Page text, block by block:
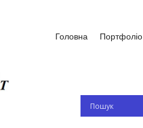
Головна Портфоліо